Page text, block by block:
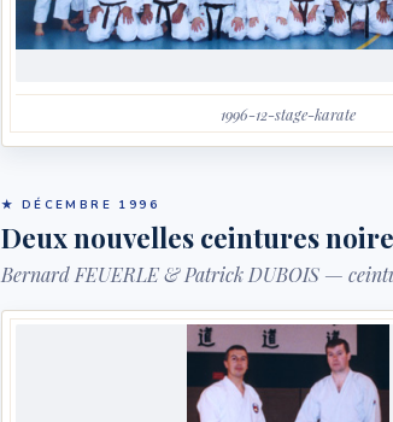
1996-12-stage-karate
★ DÉCEMBRE 1996
Deux nouvelles ceintures
Bernard FEUERLE & Patrick DUBOIS —